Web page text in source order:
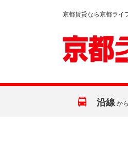
京都賃貸なら京都ライ
沿線 か